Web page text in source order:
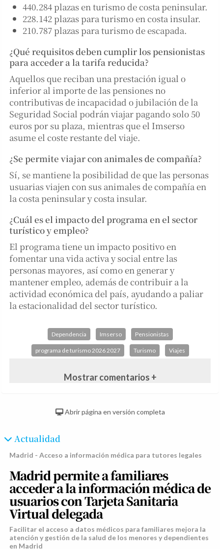
440.284 plazas en turismo de costa peninsular.
228.142 plazas para turismo en costa insular.
210.787 plazas para turismo de escapada.
¿Qué requisitos deben cumplir los pensionistas
para acceder a la tarifa reducida?
Aquellos que reciban una prestación igual o
inferior al importe de las pensiones no
contributivas de incapacidad o jubilación de la
Seguridad Social podrán viajar pagando solo 50
euros por su plaza, mientras que el Imserso
asume el coste restante del viaje.
¿Se permite viajar con animales de compañía?
Sí, se mantiene la posibilidad de que las personas
usuarias viajen con sus animales de compañía en
la costa peninsular y costa insular.
¿Cuál es el impacto del programa en el sector
turístico y empleo?
El programa tiene un impacto positivo en
fomentar una vida activa y social entre las
personas mayores, así como en generar y
mantener empleo, además de contribuir a la
actividad económica del país, ayudando a paliar
la estacionalidad del sector turístico.
Dependencia Imserso Pensionistas
programa de turismo 2026 2027 Turismo Viajes
Mostrar comentarios +
Abrir página en versión completa
Actualidad
Madrid - Acceso a información médica para tutores legales
Madrid permite a familiares
acceder a la información médica de
usuarios con Tarjeta Sanitaria
Virtual delegada
Facilitar el acceso a datos médicos para familiares mejora la
atención y gestión de la salud de los menores y dependientes
en Madrid